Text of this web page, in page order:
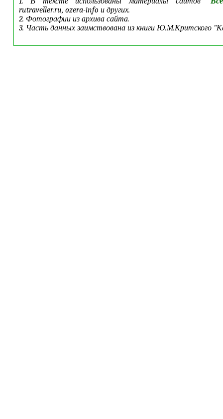
rutraveller.ru, ozera-info и других.
2. Фотографии из архива сайта.
3. Часть данных заимствована из книги Ю.М.Критского